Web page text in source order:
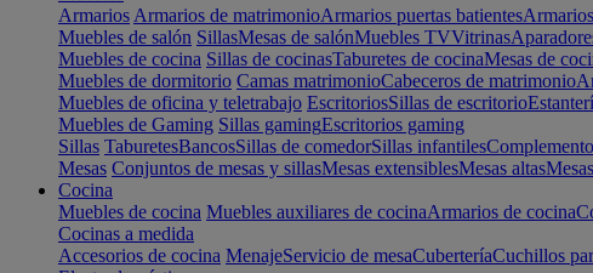
Armarios Armarios de matrimonioArmarios puertas batientes
Muebles de salón SillasMesas de salónMuebles TVVitrinas
Muebles de cocina Sillas de cocinasTaburetes de cocinaMesas de
Muebles de dormitorio Camas matrimonioCabeceros de matrimonio
Muebles de oficina y teletrabajo EscritoriosSillas de escritorio
Muebles de Gaming Sillas gamingEscritorios gaming
Sillas TaburetesBancosSillas de comedorSillas infantiles
Mesas Conjuntos de mesas y sillasMesas extensiblesMesas altas
Cocina
Muebles de cocina Muebles auxiliares de cocinaArmarios de cocina
Cocinas a medida
Accesorios de cocina MenajeServicio de mesaCuberteríaCuchillos